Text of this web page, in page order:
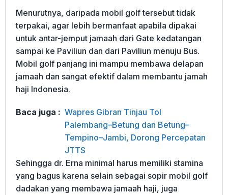
Menurutnya, daripada mobil golf tersebut tidak
terpakai, agar lebih bermanfaat apabila dipakai
untuk antar-jemput jamaah dari Gate kedatangan
sampai ke Paviliun dan dari Paviliun menuju Bus.
Mobil golf panjang ini mampu membawa delapan
jamaah dan sangat efektif dalam membantu jamah
haji Indonesia.
Baca juga : Wapres Gibran Tinjau Tol
Palembang–Betung dan Betung–
Tempino–Jambi, Dorong Percepatan
JTTS
Sehingga dr. Erna minimal harus memiliki stamina
yang bagus karena selain sebagai sopir mobil golf
dadakan yang membawa jamaah haji, juga